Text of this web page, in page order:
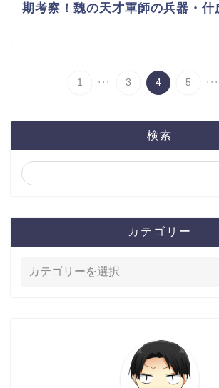
期考察！魏の天才軍師の兵器・什
1 ... 3 4 5 ...
検索
カテゴリー